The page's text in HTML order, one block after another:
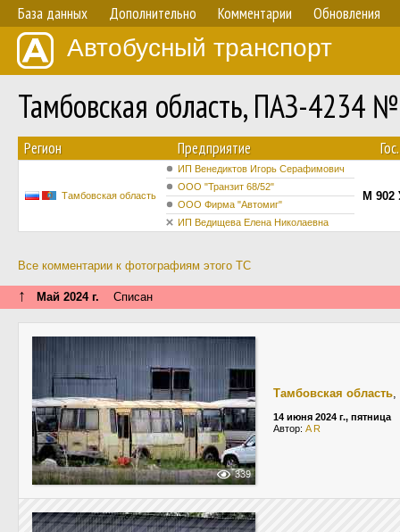
База данных Дополнительно Комментарии Обновления
Автобусный транспорт
Тамбовская область, ПАЗ-4234
Регион Предприятие
Тамбовская область
ИП Венедиктов Игорь Серафимович
М 902
ООО "Транзит 68/52"
ООО Фирма "Автомиг"
ИП Ведищева Елена Николаевна
Все комментарии к фотографиям этого ТС
↑ Май 2024 г. Списан
339
Тамбовская область,
14 июня 2024 г., пятница
Автор: A R